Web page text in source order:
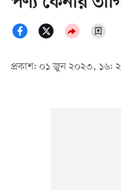
প্রকাশ: ০১ জুন ২০২৩, ১৬: